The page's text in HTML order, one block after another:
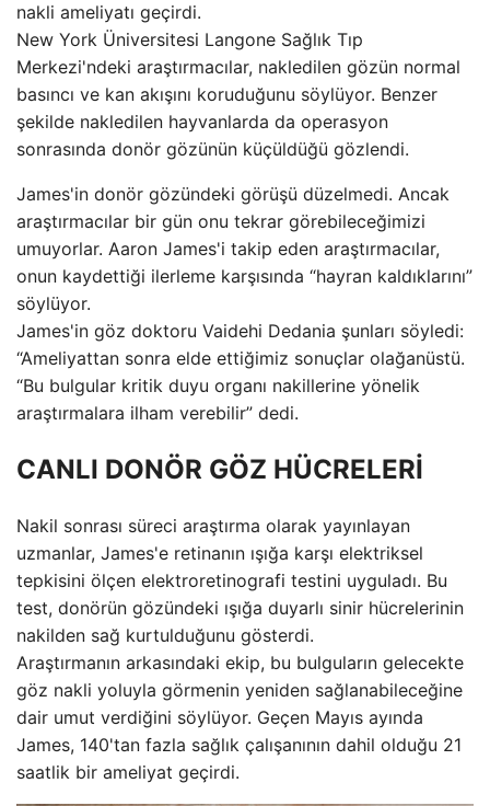
nakli ameliyatı geçirdi.
New York Üniversitesi Langone Sağlık Tıp
Merkezi'ndeki araştırmacılar, nakledilen gözün normal
basıncı ve kan akışını koruduğunu söylüyor. Benzer
şekilde nakledilen hayvanlarda da operasyon
sonrasında donör gözünün küçüldüğü gözlendi.
James'in donör gözündeki görüşü düzelmedi. Ancak
araştırmacılar bir gün onu tekrar görebileceğimizi
umuyorlar. Aaron James'i takip eden araştırmacılar,
onun kaydettiği ilerleme karşısında “hayran kaldıklarını”
söylüyor.
James'in göz doktoru Vaidehi Dedania şunları söyledi:
“Ameliyattan sonra elde ettiğimiz sonuçlar olağanüstü.
“Bu bulgular kritik duyu organı nakillerine yönelik
araştırmalara ilham verebilir” dedi.
CANLI DONÖR GÖZ HÜCRELERİ
Nakil sonrası süreci araştırma olarak yayınlayan
uzmanlar, James'e retinanın ışığa karşı elektriksel
tepkisini ölçen elektroretinografi testini uyguladı. Bu
test, donörün gözündeki ışığa duyarlı sinir hücrelerinin
nakilden sağ kurtulduğunu gösterdi.
Araştırmanın arkasındaki ekip, bu bulguların gelecekte
göz nakli yoluyla görmenin yeniden sağlanabileceğine
dair umut verdiğini söylüyor. Geçen Mayıs ayında
James, 140'tan fazla sağlık çalışanının dahil olduğu 21
saatlik bir ameliyat geçirdi.